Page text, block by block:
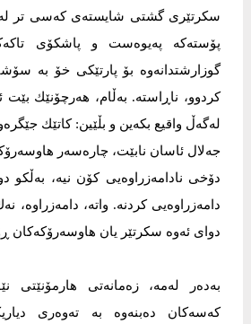
سکرتێری گشتی شایستەی کەسی تر
پۆستەکە پەیوەست و پاشکۆی
گوزارشتدانەوە بۆ پارتێکی خۆ بە
کردوو، ناڕاستە. بەڵام، ھەرچۆنێك بێت
لەگەڵ واقیع بکەین و بڵێین: کاتێك
جەلال ئاسان نابێت، چارەسەر
دۆخی نادامەزراوەیی کۆن نیە، بەڵکو
دامەزراوەیی کردنە. واتە، دامەزراوە،
دوای ئەوە سکرتێر یان ھاوسەرۆکەکان
بەدەر لەمە، زەمانەتی ھارمۆنێتی
کەسەکان دەبنەوە بە تەوەری